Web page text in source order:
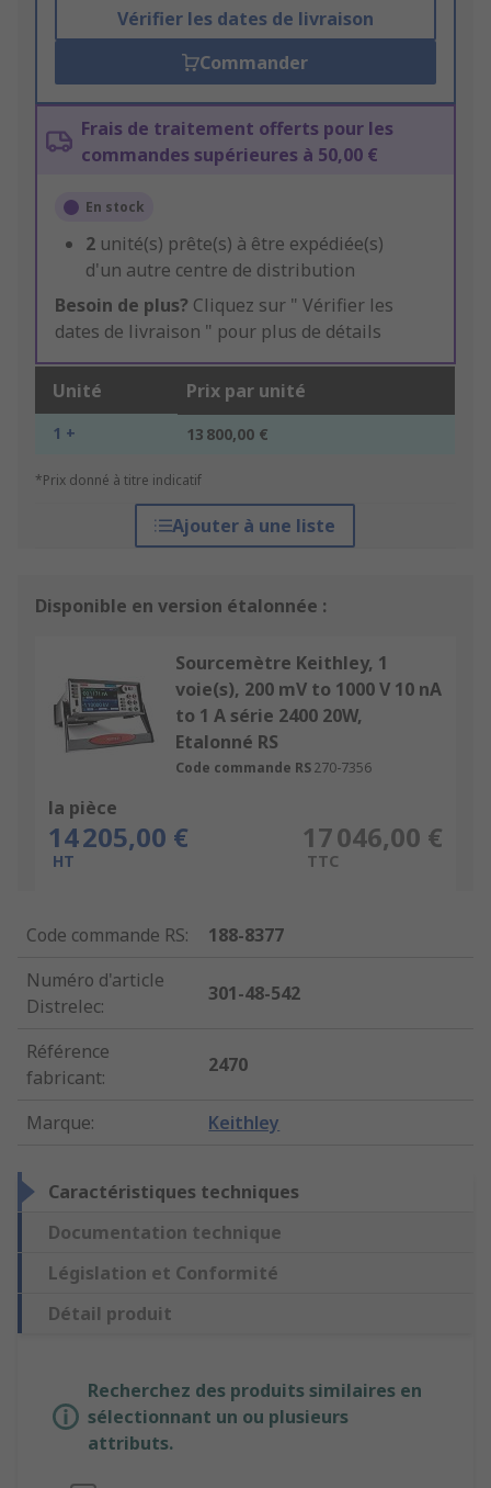
Vérifier les dates de livraison
Commander
Frais de traitement offerts pour les
commandes supérieures à 50,00 €
En stock
2 unité(s) prête(s) à être expédiée(s)
d'un autre centre de distribution
Besoin de plus? Cliquez sur " Vérifier les
dates de livraison " pour plus de détails
Unité Prix par unité
1 + 13 800,00 €
*Prix donné à titre indicatif
Ajouter à une liste
Disponible en version étalonnée :
Sourcemètre Keithley, 1
voie(s), 200 mV to 1000 V 10 nA
to 1 A série 2400 20W,
Etalonné RS
Code commande RS270-7356
la pièce
14 205,00 €
HT
17 046,00 €
TTC
Code commande RS:
188-8377
Numéro d'article
Distrelec:
301-48-542
Référence
fabricant:
2470
Marque: Keithley
Caractéristiques techniques
Documentation technique
Législation et Conformité
Détail produit
Recherchez des produits similaires en
sélectionnant un ou plusieurs
attributs.